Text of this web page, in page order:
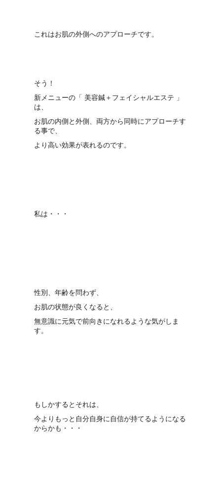
これはお肌の外側へのアプローチです。
そう！
新メニューの「 美容鍼＋フェイシャルエステ 」
は、
お肌の内側と外側、両方から同時にアプローチす
る事で、
より高い効果が表れるのです。
私は・・・
性別、年齢を問わず、
お肌の状態が良くなると、
無意識に元気で前向きになれるような気がしま
す。
もしかするとそれは、
今よりもっと自分自身に自信が持てるようになる
からかも・・・